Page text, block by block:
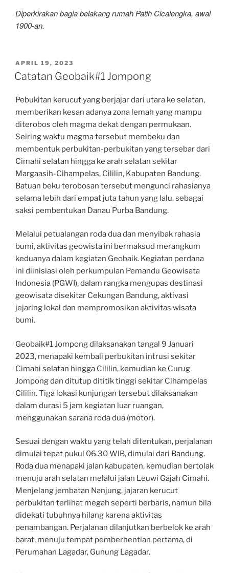
Diperkirakan bagia belakang rumah Patih Cicalengka, awal
1900-an.
POSTED
ON
APRIL 19, 2023
Catatan Geobaik#1 Jompong
Pebukitan kerucut yang berjajar dari utara ke selatan,
memberikan kesan adanya zona lemah yang mampu
diterobos oleh magma dekat dengan permukaan.
Seiring waktu magma tersebut membeku dan
membentuk perbukitan-perbukitan yang tersebar dari
Cimahi selatan hingga ke arah selatan sekitar
Margaasih-Cihampelas, Cililin, Kabupaten Bandung.
Batuan beku terobosan tersebut mengunci rahasianya
selama lebih dari empat juta tahun yang lalu, sebagai
saksi pembentukan Danau Purba Bandung.
Melalui petualangan roda dua dan menyibak rahasia
bumi, aktivitas geowista ini bermaksud merangkum
keduanya dalam kegiatan Geobaik. Kegiatan perdana
ini diinisiasi oleh perkumpulan Pemandu Geowisata
Indonesia (PGWI), dalam rangka mengupas destinasi
geowisata disekitar Cekungan Bandung, aktivasi
jejaring lokal dan mempromosikan aktivitas wisata
bumi.
Geobaik#1 Jompong dilaksanakan tangal 9 Januari
2023, menapaki kembali perbukitan intrusi sekitar
Cimahi selatan hingga Cililin, kemudian ke Curug
Jompong dan ditutup dititik tinggi sekitar Cihampelas
Cililin. Tiga lokasi kunjungan tersebut dilaksanakan
dalam durasi 5 jam kegiatan luar ruangan,
menggunakan sarana roda dua (motor).
Sesuai dengan waktu yang telah ditentukan, perjalanan
dimulai tepat pukul 06.30 WIB, dimulai dari Bandung.
Roda dua menapaki jalan kabupaten, kemudian bertolak
menuju arah selatan melalui jalan Leuwi Gajah Cimahi.
Menjelang jembatan Nanjung, jajaran kerucut
perbukitan terlihat megah seperti berbaris, namun bila
didekati tubuhnya hilang karena aktivitas
penambangan. Perjalanan dilanjutkan berbelok ke arah
barat, menuju tempat pemberhentian pertama, di
Perumahan Lagadar, Gunung Lagadar.